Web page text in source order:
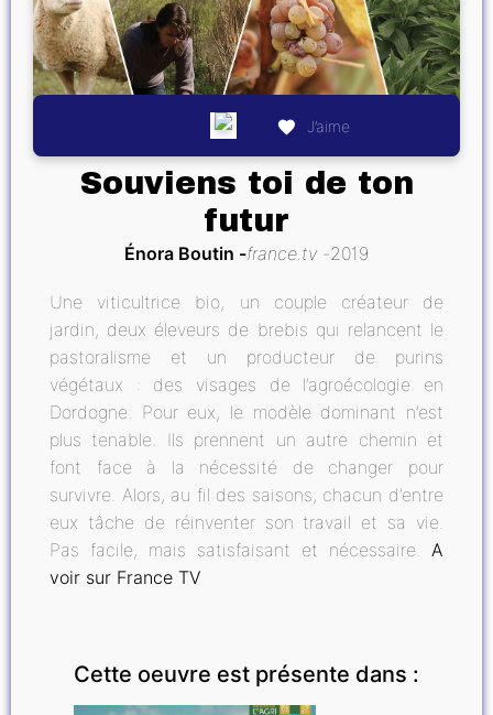
J’aime
Souviens toi de ton
futur
Énora Boutin france.tv 2019
Une viticultrice bio, un couple créateur de
jardin, deux éleveurs de brebis qui relancent le
pastoralisme et un producteur de purins
végétaux : des visages de l’agroécologie en
Dordogne. Pour eux, le modèle dominant n’est
plus tenable. Ils prennent un autre chemin et
font face à la nécessité de changer pour
survivre. Alors, au fil des saisons, chacun d’entre
eux tâche de réinventer son travail et sa vie.
Pas facile, mais satisfaisant et nécessaire. A
voir sur France TV
Cette oeuvre est présente dans :